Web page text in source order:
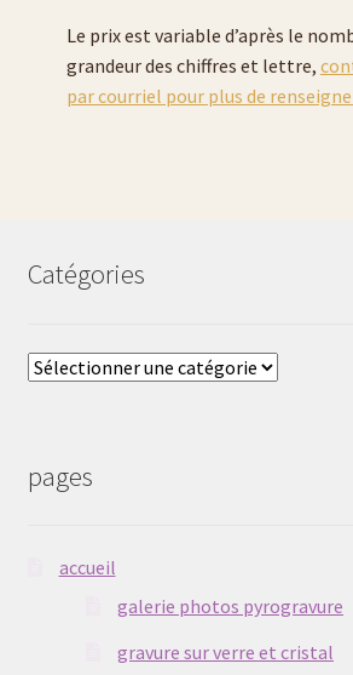
Le prix est variable d’après le
grandeur des chiffres et lettre,
par courriel pour plus de
Catégories
Catégories
pages
accueil
galerie photos pyrogravure
gravure sur verre et cristal